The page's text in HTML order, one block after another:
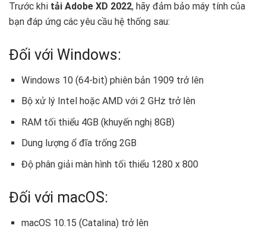
Trước khi tải Adobe XD 2022, hãy đảm bảo máy tính của
bạn đáp ứng các yêu cầu hệ thống sau:
Đối với Windows:
Windows 10 (64-bit) phiên bản 1909 trở lên
Bộ xử lý Intel hoặc AMD với 2 GHz trở lên
RAM tối thiểu 4GB (khuyến nghị 8GB)
Dung lượng ổ đĩa trống 2GB
Độ phân giải màn hình tối thiểu 1280 x 800
Đối với macOS:
macOS 10.15 (Catalina) trở lên